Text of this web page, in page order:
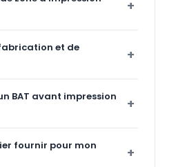
et de
BAT avant impression
fournir pour mon